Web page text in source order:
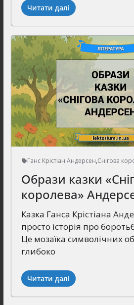
Читати далі
Ганс Крістіан Андерсен,Снігова
Образи казки
королева»
Казка Ганса Крістіана
просто історія про
Це мозаїка символічних
глибоко
Читати далі